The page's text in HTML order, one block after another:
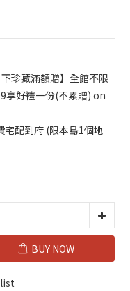
珍藏滿額贈】全館不限
享好禮一份(不累贈) on
配到府 (限本島1個地
BUY NOW